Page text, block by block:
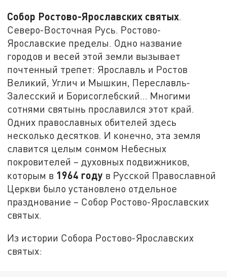
Собор Ростово-Ярославских святых.
Северо-Восточная Русь. Ростово-
Ярославские пределы. Одно название
городов и весей этой земли вызывает
почтенный трепет: Ярославль и Ростов
Великий, Углич и Мышкин, Переславль-
Залесский и Борисоглебский... Многими
сотнями святынь прославился этот край.
Одних православных обителей здесь
несколько десятков. И конечно, эта земля
славится целым сонмом Небесных
покровителей – духовных подвижников,
которым в 1964 году в Русской Православной
Церкви было установлено отдельное
празднование – Собор Ростово-Ярославских
святых.
Из истории Собора Ростово-Ярославских
святых: